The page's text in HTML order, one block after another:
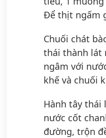
Để thịt ngấm
Chuối chát
thái thành lát
ngâm với
khế và chuối
Hành tây thái
nước cốt
đường, trộn